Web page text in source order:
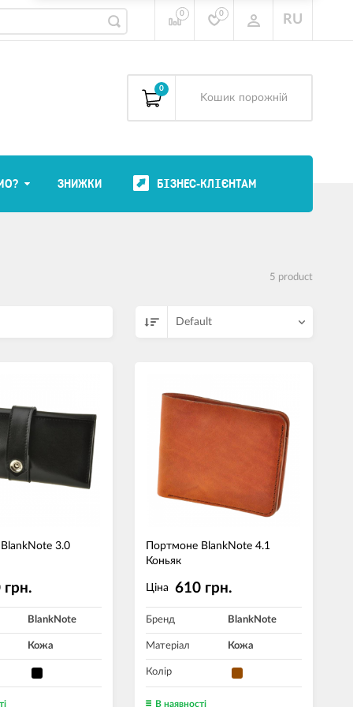
0 0 RU
0
Kошик порожній
ЗНИЖКИ БІЗНЕС-КЛІЄНТАМ
5 product
Default
3.0
грн.
BlankNote
Кожа
Портмоне BlankNote 4.1
Коньяк
Ціна 610 грн.
Бренд BlankNote
Матеріал Кожа
Колір
В наявності